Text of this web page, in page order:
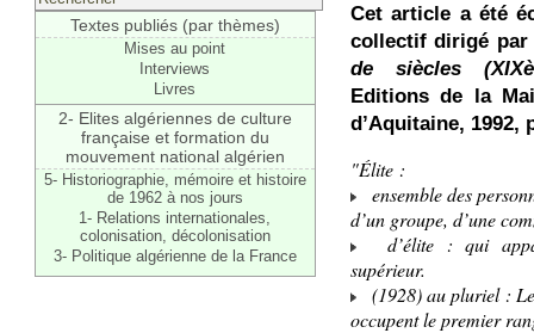
Textes publiés (par thèmes)
Mises au point
Interviews
Livres
2- Elites algériennes de culture
française et formation du
mouvement national algérien
5- Historiographie, mémoire et histoire
de 1962 à nos jours
1- Relations internationales,
colonisation, décolonisation
3- Politique algérienne de la France
Cet article a été
collectif dirigé
de siècles
Editions de la
d’Aquitaine, 1992,
"Élite :
ensemble des
d’un groupe, d’une
d’élite : qui
supérieur.
(1928) au pluriel :
occupent le premier